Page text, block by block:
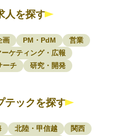
人を探す
画 PM・PdM
営業
ーケティング・広報
ーチ
研究・開発
テックを探す
北陸・甲信越
関西